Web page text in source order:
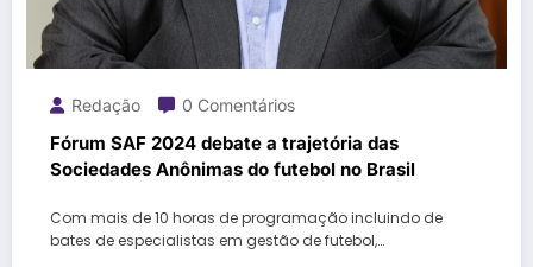
Redação 0 Comentários
Fórum SAF 2024 debate a trajetória das
Sociedades Anônimas do futebol no Brasil
Com mais de 10 horas de programação incluindo de
bates de especialistas em gestão de futebol,…